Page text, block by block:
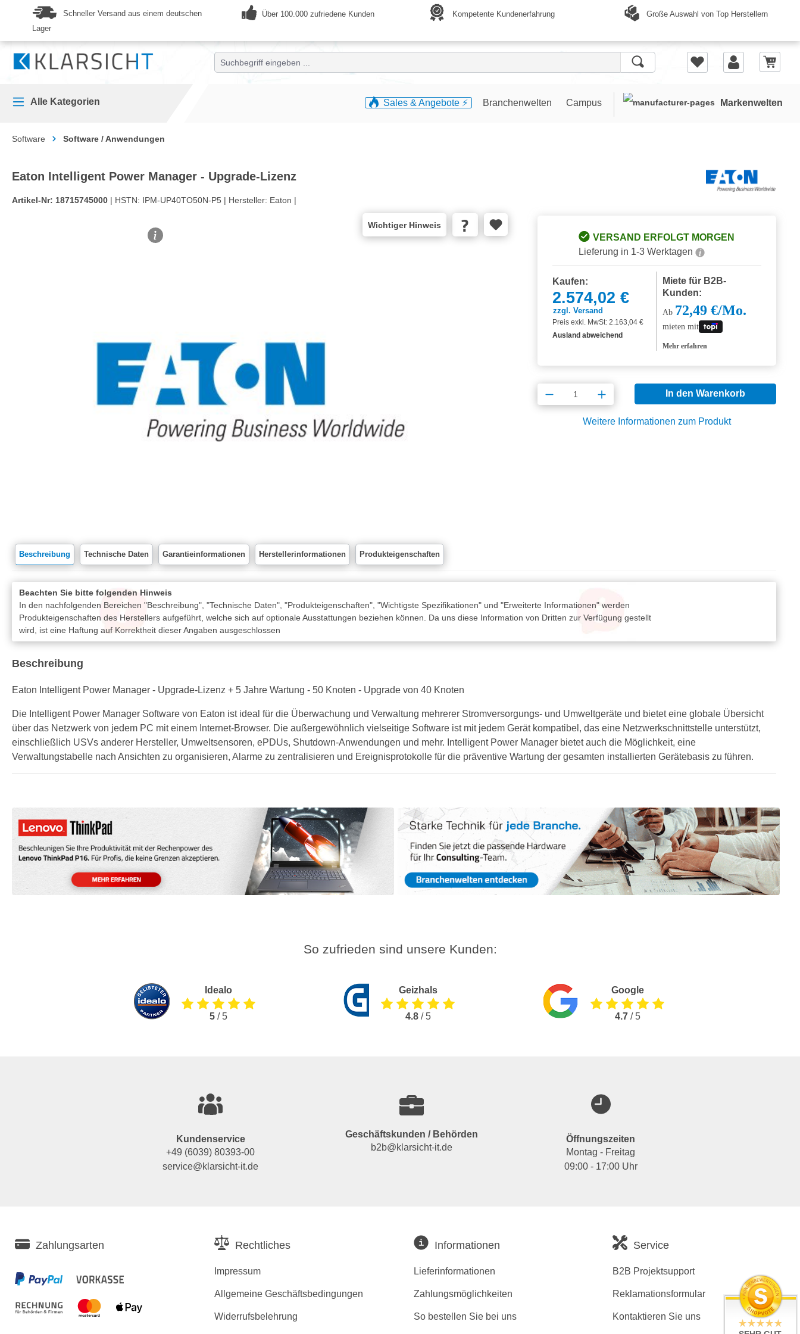
Zur Hauptnavigation springen
Schneller Versand aus einem deutschen
Lager
Über 100.000 zufriedene Kunden Kompetente Kundenerfahrung Große Auswahl von Top Herstellern
Alle Kategorien Sales & Angebote ⚡️ Branchenwelten Campus Markenwelten
Software Software / Anwendungen
Eaton Intelligent Power Manager - Upgrade-Lizenz
Artikel-Nr: 18715745000 | HSTN: IPM-UP40TO50N-P5 | Hersteller: Eaton |
Wichtiger Hinweis
VERSAND ERFOLGT MORGEN
Lieferung in 1-3 Werktagen
Kaufen:
2.574,02 €
zzgl. Versand
Preis exkl. MwSt: 2.163,04 €
Ausland abweichend
Miete für B2B-
Kunden:
Ab 72,49 €/Mo.
mieten mit
Mehr erfahren
Produkt Anzahl: Gib den gewünschten
In den Warenkorb
Weitere Informationen zum Produkt
Beschreibung Technische Daten Garantieinformationen Herstellerinformationen Produkteigenschaften
Beachten Sie bitte folgenden Hinweis
In den nachfolgenden Bereichen "Beschreibung", "Technische Daten", "Produkteigenschaften", "Wichtigste Spezifikationen" und "Erweiterte Informationen" werden
Produkteigenschaften des Herstellers aufgeführt, welche sich auf optionale Ausstattungen beziehen können. Da uns diese Information von Dritten zur Verfügung gestellt
wird, ist eine Haftung auf Korrektheit dieser Angaben ausgeschlossen
Beschreibung
Eaton Intelligent Power Manager - Upgrade-Lizenz + 5 Jahre Wartung - 50 Knoten - Upgrade von 40 Knoten
Die Intelligent Power Manager Software von Eaton ist ideal für die Überwachung und Verwaltung mehrerer Stromversorgungs- und Umweltgeräte und bietet eine globale Übersicht
über das Netzwerk von jedem PC mit einem Internet-Browser. Die außergewöhnlich vielseitige Software ist mit jedem Gerät kompatibel, das eine Netzwerkschnittstelle unterstützt,
einschließlich USVs anderer Hersteller, Umweltsensoren, ePDUs, Shutdown-Anwendungen und mehr. Intelligent Power Manager bietet auch die Möglichkeit, eine
Verwaltungstabelle nach Ansichten zu organisieren, Alarme zu zentralisieren und Ereignisprotokolle für die präventive Wartung der gesamten installierten Gerätebasis zu führen.
So zufrieden sind unsere Kunden:
Idealo
5/ 5
Geizhals
4.8/ 5
Google
4.7/ 5
Kundenservice
+49 (6039) 80393-00
service@klarsicht-it.de
Geschäftskunden / Behörden
b2b@klarsicht-it.de
Öffnungszeiten
Montag - Freitag
09:00 - 17:00 Uhr
Zahlungsarten Rechtliches
Impressum
Allgemeine Geschäftsbedingungen
Widerrufsbelehrung
Informationen
Lieferinformationen
Zahlungsmöglichkeiten
So bestellen Sie bei uns
Service
B2B Projektsupport
Reklamationsformular
Kontaktieren Sie uns